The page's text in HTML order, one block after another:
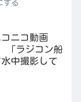
する
ニコ動画
「ラジコン船
中撮影して